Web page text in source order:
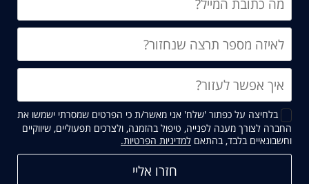
בלחיצה על כפתור 'שלח' אני מאשר/ת כי הפרטים שמסרתי ישמשו את
החברה לצורך מענה לפנייה, טיפול בהזמנה, ולצרכים תפעוליים, שיווקיים
וחשבונאיים בלבד, בהתאם קישור
נפתח
בחלון
חדש
למדיניות הפרטיות.